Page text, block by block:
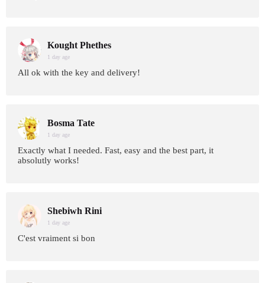
Kought Phethes
1 day age
All ok with the key and delivery!
Bosma Tate
1 day age
Exactly what I needed. Fast, easy and the best part, it
absolutly works!
Shebiwh Rini
1 day age
C'est vraiment si bon